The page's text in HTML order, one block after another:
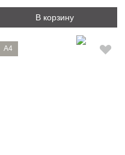
В корзину
A4